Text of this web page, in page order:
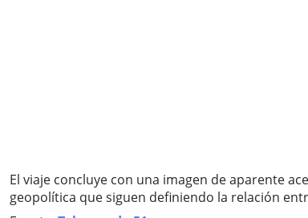
El viaje concluye con una imagen de aparente
geopolítica que siguen definiendo la relación